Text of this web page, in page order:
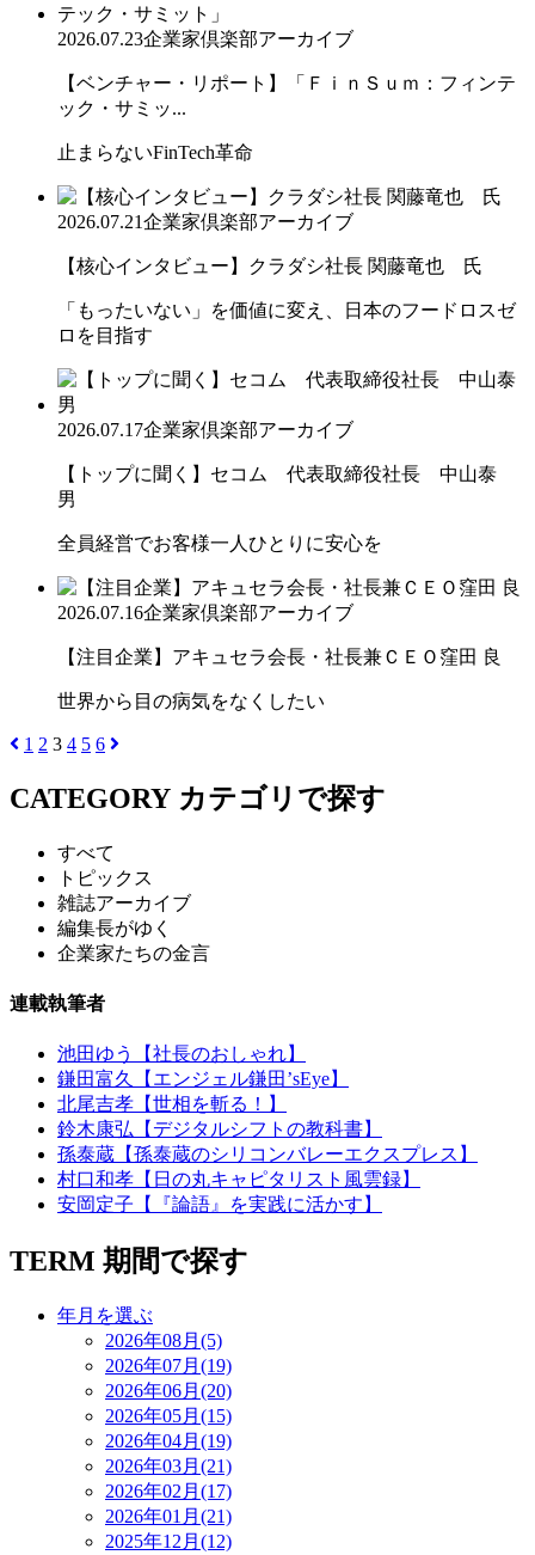
2026.07.23企業家倶楽部アーカイブ
【ベンチャー・リポート】「ＦｉｎＳｕｍ：フィンテ
ック・サミッ...
止まらないFinTech革命
2026.07.21企業家倶楽部アーカイブ
【核心インタビュー】クラダシ社長 関藤竜也 氏
「もったいない」を価値に変え、日本のフードロスゼ
ロを目指す
2026.07.17企業家倶楽部アーカイブ
【トップに聞く】セコム 代表取締役社長 中山泰
男
全員経営でお客様一人ひとりに安心を
2026.07.16企業家倶楽部アーカイブ
【注目企業】アキュセラ会長・社長兼ＣＥＯ窪田 良
世界から目の病気をなくしたい
1 2 3 4 5 6
CATEGORY カテゴリで探す
すべて
トピックス
雑誌アーカイブ
編集長がゆく
企業家たちの金言
連載執筆者
池田ゆう【社長のおしゃれ】
鎌田富久【エンジェル鎌田’sEye】
北尾吉孝【世相を斬る！】
鈴木康弘【デジタルシフトの教科書】
孫泰蔵【孫泰蔵のシリコンバレーエクスプレス】
村口和孝【日の丸キャピタリスト風雲録】
安岡定子【『論語』を実践に活かす】
TERM 期間で探す
年月を選ぶ
2026年08月(5)
2026年07月(19)
2026年06月(20)
2026年05月(15)
2026年04月(19)
2026年03月(21)
2026年02月(17)
2026年01月(21)
2025年12月(12)